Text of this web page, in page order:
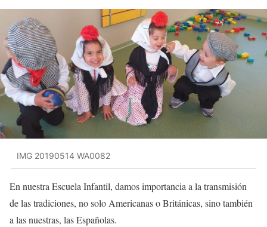
IMG 20190514 WA0082
En nuestra Escuela Infantil, damos importancia a la transmisión
de las tradiciones, no solo Americanas o Británicas, sino también
a las nuestras, las Españolas.